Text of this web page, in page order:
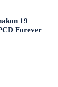
19
Forever